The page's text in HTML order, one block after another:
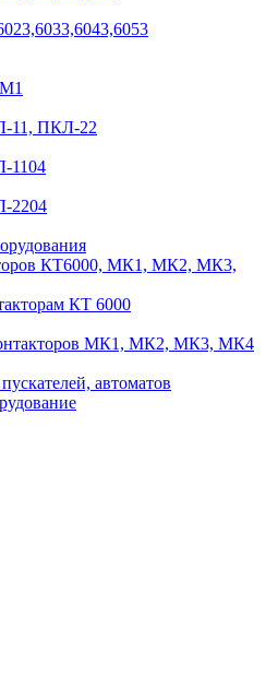
11, ПКЛ-22
1104
2204
КТ6000, МК1, МК2, МК3,
КТ 6000
МК1, МК2, МК3, МК4
автоматов